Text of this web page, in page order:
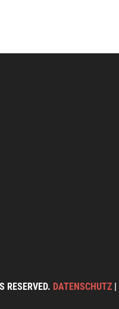
RESERVED. DATENSCHUTZ|